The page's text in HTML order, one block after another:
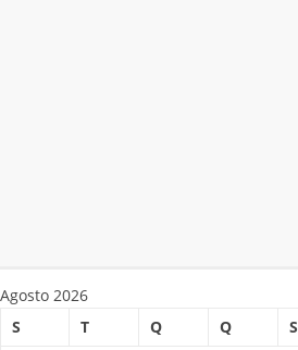
Agosto 2026
S
T Q Q S